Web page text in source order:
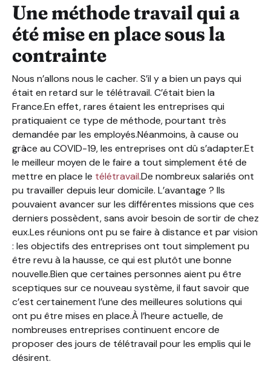
Une méthode travail qui a
été mise en place sous la
contrainte
Nous n’allons nous le cacher. S’il y a bien un pays qui
était en retard sur le télétravail. C’était bien la
France.En effet, rares étaient les entreprises qui
pratiquaient ce type de méthode, pourtant très
demandée par les employés.Néanmoins, à cause ou
grâce au COVID-19, les entreprises ont dû s’adapter.Et
le meilleur moyen de le faire a tout simplement été de
mettre en place le télétravail.De nombreux salariés ont
pu travailler depuis leur domicile. L’avantage ? Ils
pouvaient avancer sur les différentes missions que ces
derniers possèdent, sans avoir besoin de sortir de chez
eux.Les réunions ont pu se faire à distance et par vision
: les objectifs des entreprises ont tout simplement pu
être revu à la hausse, ce qui est plutôt une bonne
nouvelle.Bien que certaines personnes aient pu être
sceptiques sur ce nouveau système, il faut savoir que
c’est certainement l’une des meilleures solutions qui
ont pu être mises en place.À l’heure actuelle, de
nombreuses entreprises continuent encore de
proposer des jours de télétravail pour les emplis qui le
désirent.